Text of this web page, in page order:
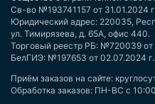
Св-во №193741157 от 31.01.2024
Юридический адрес: 220035,
ул. Тимирязева, д. 65А, офис 440.
Торговый реестр РБ: №720039 от
БелГИЭ: №197653 от 02.07.2024 г.
Приём заказов на сайте:
Обработка заказов: ПН-ВС с